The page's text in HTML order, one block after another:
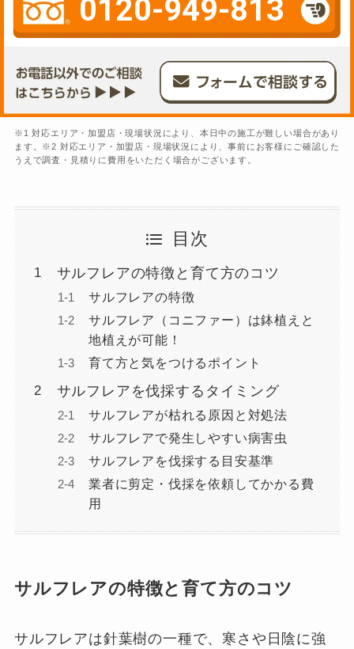
0120-949-813
※1 対応エリア・加盟店・現場状況により、本日中の施工が難しい場合があり
ます。※2 対応エリア・加盟店・現場状況により、事前にお客様にご確認した
うえで調査・見積りに費用をいただく場合がございます。
目次
サルフレアの特徴と育て方のコツ
サルフレアの特徴
サルフレア（コニファー）は鉢植えと
地植えが可能！
育て方と気をつけるポイント
サルフレアを伐採するタイミング
サルフレアが枯れる原因と対処法
サルフレアで発生しやすい病害虫
サルフレアを伐採する目安基準
業者に剪定・伐採を依頼してかかる費
用
サルフレアの特徴と育て方のコツ
サルフレアは針葉樹の一種で、寒さや日陰に強